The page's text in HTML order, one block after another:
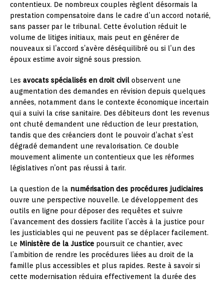
contentieux. De nombreux couples règlent désormais la
prestation compensatoire dans le cadre d’un accord notarié,
sans passer par le tribunal. Cette évolution réduit le
volume de litiges initiaux, mais peut en générer de
nouveaux si l’accord s’avère déséquilibré ou si l’un des
époux estime avoir signé sous pression.
Les avocats spécialisés en droit civil observent une
augmentation des demandes en révision depuis quelques
années, notamment dans le contexte économique incertain
qui a suivi la crise sanitaire. Des débiteurs dont les revenus
ont chuté demandent une réduction de leur prestation,
tandis que des créanciers dont le pouvoir d’achat s’est
dégradé demandent une revalorisation. Ce double
mouvement alimente un contentieux que les réformes
législatives n’ont pas réussi à tarir.
La question de la numérisation des procédures judiciaires
ouvre une perspective nouvelle. Le développement des
outils en ligne pour déposer des requêtes et suivre
l’avancement des dossiers facilite l’accès à la justice pour
les justiciables qui ne peuvent pas se déplacer facilement.
Le Ministère de la Justice poursuit ce chantier, avec
l’ambition de rendre les procédures liées au droit de la
famille plus accessibles et plus rapides. Reste à savoir si
cette modernisation réduira effectivement la durée des